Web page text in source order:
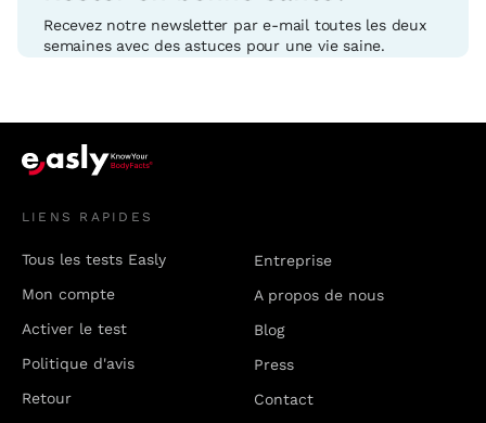
Recevez notre newsletter par e-mail toutes les deux
semaines avec des astuces pour une vie saine.
LIENS RAPIDES
Tous les tests Easly
Mon compte
Activer le test
Politique d'avis
Retour
Entreprise
A propos de nous
Blog
Press
Contact